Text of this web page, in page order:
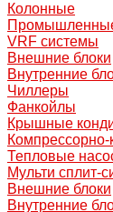
Колонные
VRF системы
Внешние блоки
Внутренние
Чиллеры
Фанкойлы
Крышные
Тепловые
Мульти сплит-
Внешние блоки
Внутренние